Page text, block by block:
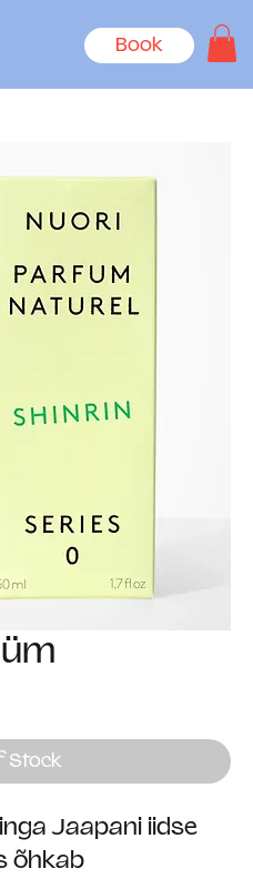
Book
Stock
Jaapani iidse
õhkab